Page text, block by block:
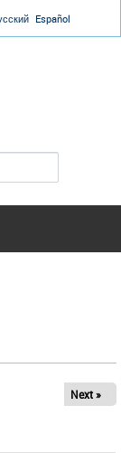
Español
Next »